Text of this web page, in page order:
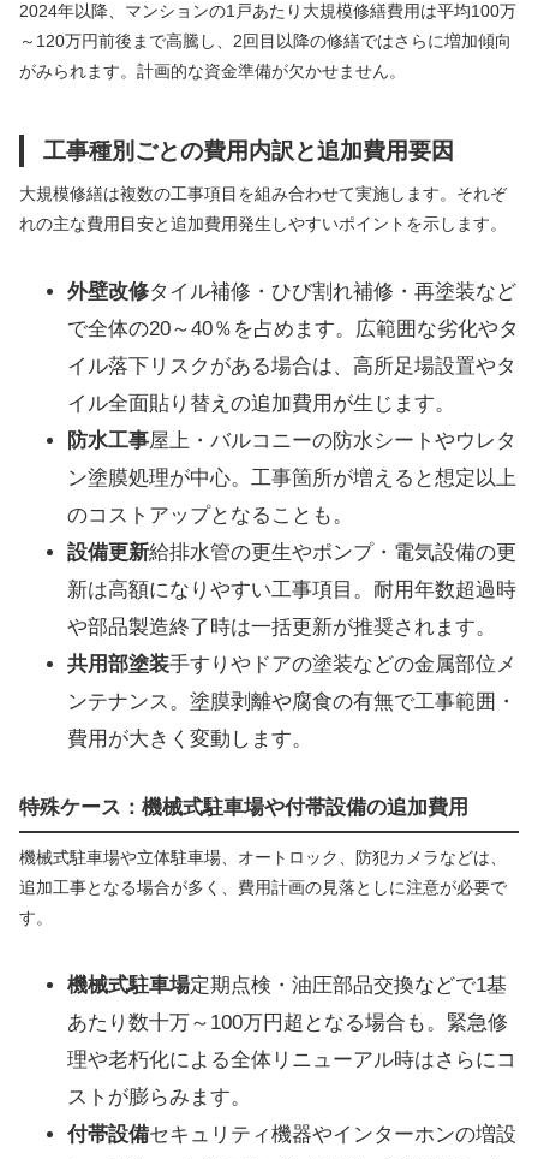
2024年以降、マンションの1戸あたり大規模修繕費用は平均100万
～120万円前後まで高騰し、2回目以降の修繕ではさらに増加傾向
がみられます。計画的な資金準備が欠かせません。
工事種別ごとの費用内訳と追加費用要因
大規模修繕は複数の工事項目を組み合わせて実施します。それぞ
れの主な費用目安と追加費用発生しやすいポイントを示します。
外壁改修タイル補修・ひび割れ補修・再塗装など
で全体の20～40％を占めます。広範囲な劣化やタ
イル落下リスクがある場合は、高所足場設置やタ
イル全面貼り替えの追加費用が生じます。
防水工事屋上・バルコニーの防水シートやウレタ
ン塗膜処理が中心。工事箇所が増えると想定以上
のコストアップとなることも。
設備更新給排水管の更生やポンプ・電気設備の更
新は高額になりやすい工事項目。耐用年数超過時
や部品製造終了時は一括更新が推奨されます。
共用部塗装手すりやドアの塗装などの金属部位メ
ンテナンス。塗膜剥離や腐食の有無で工事範囲・
費用が大きく変動します。
特殊ケース：機械式駐車場や付帯設備の追加費用
機械式駐車場や立体駐車場、オートロック、防犯カメラなどは、
追加工事となる場合が多く、費用計画の見落としに注意が必要で
す。
機械式駐車場定期点検・油圧部品交換などで1基
あたり数十万～100万円超となる場合も。緊急修
理や老朽化による全体リニューアル時はさらにコ
ストが膨らみます。
付帯設備セキュリティ機器やインターホンの増設